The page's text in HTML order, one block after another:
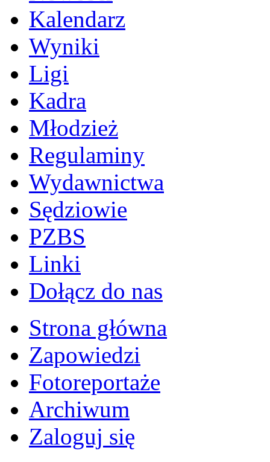
Kalendarz
Wyniki
Ligi
Kadra
Młodzież
Regulaminy
Wydawnictwa
Sędziowie
PZBS
Linki
Dołącz do nas
Strona główna
Zapowiedzi
Fotoreportaże
Archiwum
Zaloguj się